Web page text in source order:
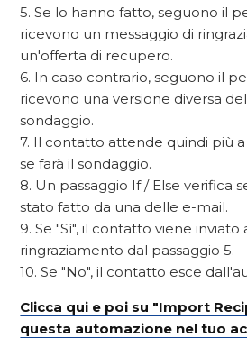
5. Se lo hanno fatto, seguono il
ricevono un messaggio di
un'offerta di recupero.
6. In caso contrario, seguono il
ricevono una versione diversa
sondaggio.
7. Il contatto attende quindi più
se farà il sondaggio.
8. Un passaggio If / Else verifica
stato fatto da una delle e-mail.
9. Se "Sì", il contatto viene inviato
ringraziamento dal passaggio 5.
10. Se "No", il contatto esce
Clicca qui e poi su "Import
questa automazione nel tuo